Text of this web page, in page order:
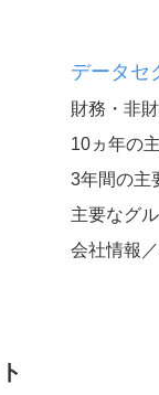
レポート（統合
データセ
財務・非
10ヵ年の
3年間の主
主要なグ
会社情報